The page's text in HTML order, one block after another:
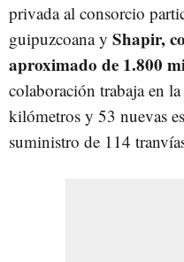
privada al consorcio
guipuzcoana y Shapir,
aproximado de 1.800
colaboración trabaja en
kilómetros y 53 nuevas
suministro de 114